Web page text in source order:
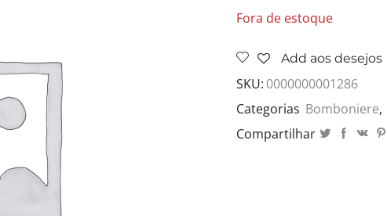
Fora de estoque
Add aos desejos
SKU: 0000000001286
Categorias Bomboniere,
Compartilhar